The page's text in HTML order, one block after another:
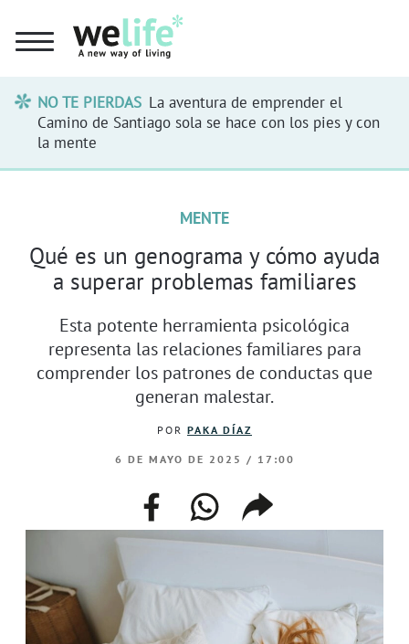
NO TE PIERDAS La aventura de emprender el
Camino de Santiago sola se hace con los pies y con
la mente
MENTE
Qué es un genograma y cómo ayuda
a superar problemas familiares
Esta potente herramienta psicológica
representa las relaciones familiares para
comprender los patrones de conductas que
generan malestar.
POR PAKA DÍAZ
6 DE MAYO DE 2025 / 17:00
facebookwhatsappcompartir
enlace